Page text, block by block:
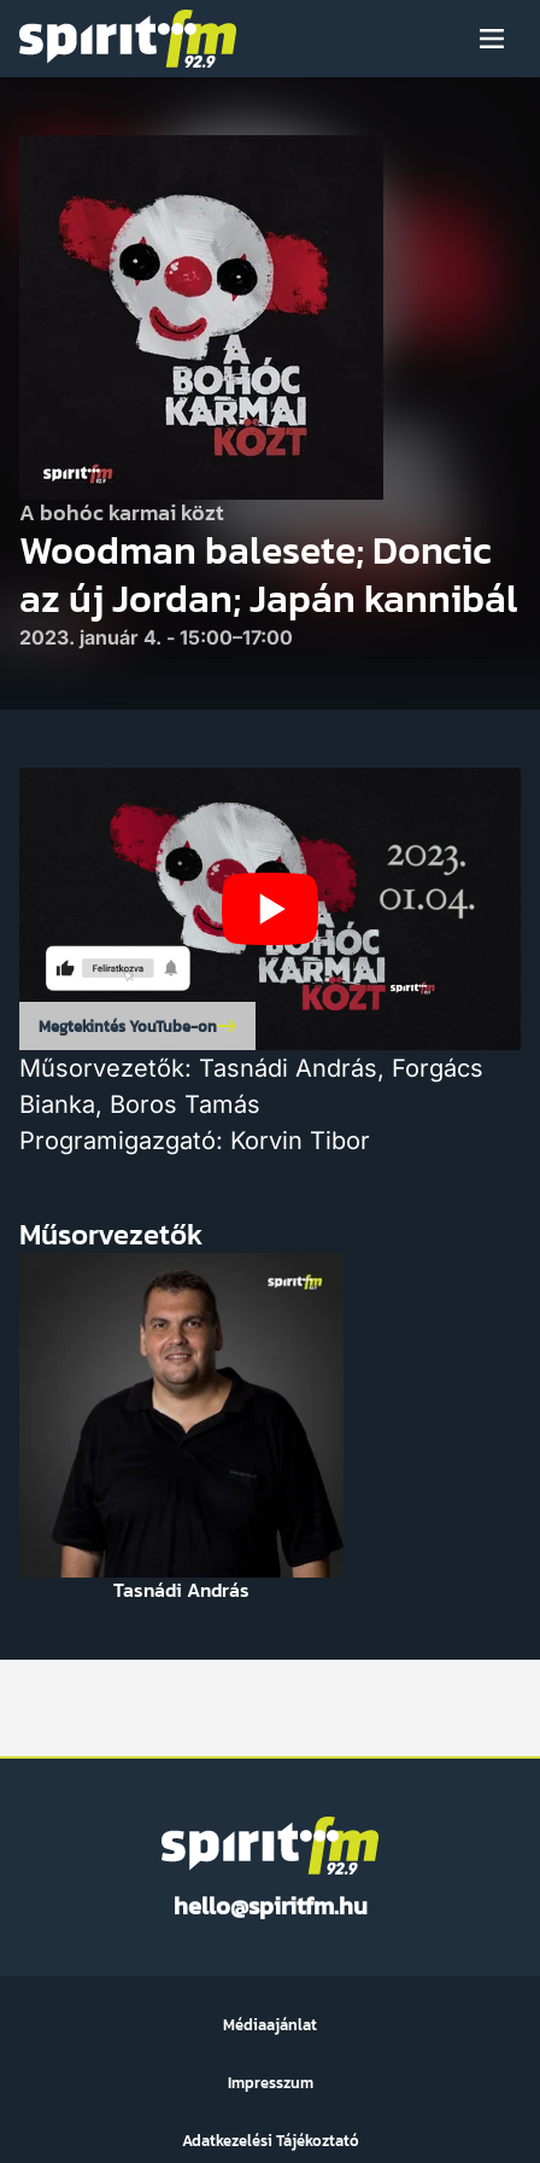
Spirit
Menü
Arcaink
Műsor
Hírek
A bohóc karmai közt
Woodman balesete; Doncic
az új Jordan; Japán kannibál
2023. január 4. - 15:00–17:00
Megtekintés YouTube-on
Műsorvezetők: Tasnádi András, Forgács
Bianka, Boros Tamás
Programigazgató: Korvin Tibor
Műsorvezetők
Tasnádi András
hello@spiritfm.hu
FM
Médiaajánlat
Impresszum
Adatkezelési Tájékoztató